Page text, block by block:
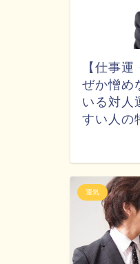
【仕事
ぜか憎め
いる対人
すい人の
運気